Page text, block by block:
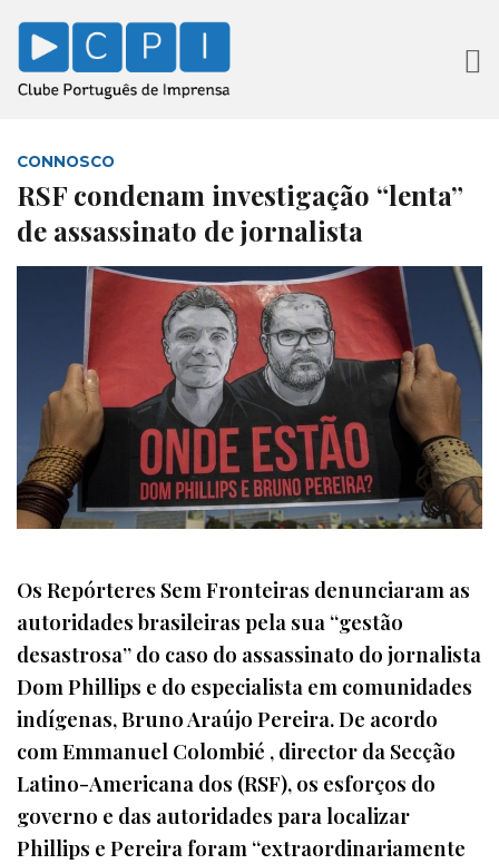
CONNOSCO
RSF condenam investigação “lenta”
de assassinato de jornalista
Os Repórteres Sem Fronteiras denunciaram as
autoridades brasileiras pela sua “gestão
desastrosa” do caso do assassinato do jornalista
Dom Phillips e do especialista em comunidades
indígenas, Bruno Araújo Pereira. De acordo
com Emmanuel Colombié , director da Secção
Latino-Americana dos (RSF), os esforços do
governo e das autoridades para localizar
Phillips e Pereira foram “extraordinariamente